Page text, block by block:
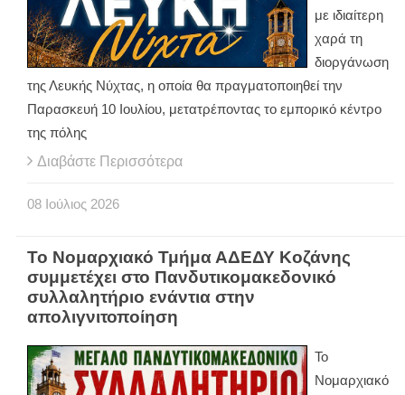
με ιδιαίτερη
χαρά τη
διοργάνωση
της Λευκής Νύχτας, η οποία θα πραγματοποιηθεί την
Παρασκευή 10 Ιουλίου, μετατρέποντας το εμπορικό κέντρο
της πόλης
Διαβάστε Περισσότερα
08 Ιούλιος 2026
Το Νομαρχιακό Τμήμα ΑΔΕΔΥ Κοζάνης
συμμετέχει στο Πανδυτικομακεδονικό
συλλαλητήριο ενάντια στην
απολιγνιτοποίηση
Το
Νομαρχιακό